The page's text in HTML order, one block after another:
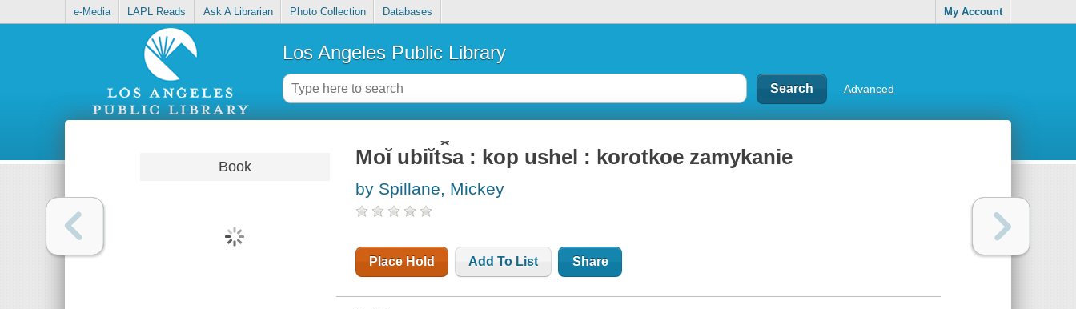
e-Media LAPL Reads Ask A Librarian Photo Collection Databases My Account
Los Angeles Public Library
Advanced
Book Moĭ ubiĭt︠s︡a : kop ushel : korotkoe zamykanie
by Spillane, Mickey
Place Hold Add To List Share